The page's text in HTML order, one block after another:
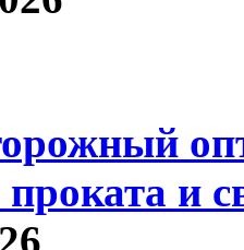
проката и